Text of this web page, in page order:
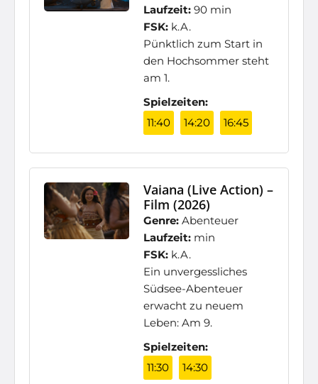
Laufzeit: 90 min
FSK: k.A.
Pünktlich zum Start in
den Hochsommer steht
am 1.
Spielzeiten:
11:40
14:20 16:45
Vaiana (Live Action) –
Film (2026)
Genre: Abenteuer
Laufzeit: min
FSK: k.A.
Ein unvergessliches
Südsee-Abenteuer
erwacht zu neuem
Leben: Am 9.
Spielzeiten:
11:30
14:30